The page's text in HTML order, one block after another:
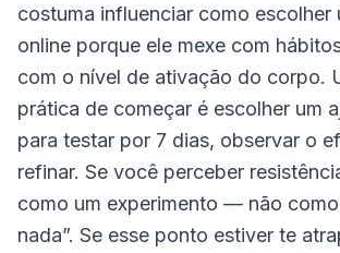
costuma influenciar como escolher
online porque ele mexe com
com o nível de ativação do corpo.
prática de começar é escolher um
para testar por 7 dias, observar o
refinar. Se você perceber
como um experimento — não
nada”. Se esse ponto estiver te